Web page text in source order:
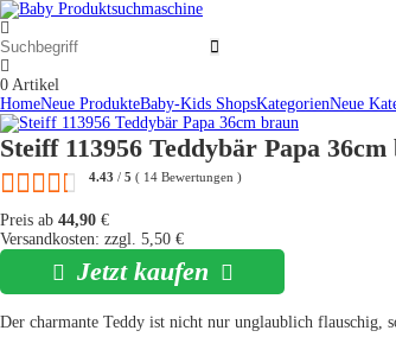
0 Artikel
HomeNeue ProdukteBaby-Kids ShopsKategorienNeue
Steiff 113956 Teddybär Papa
4.43 / 5 ( 14 Bewertungen )
Preis ab 44,90 €
Versandkosten: zzgl. 5,50 €
Jetzt kaufen
Der charmante Teddy ist nicht nur unglaublich flauschig,